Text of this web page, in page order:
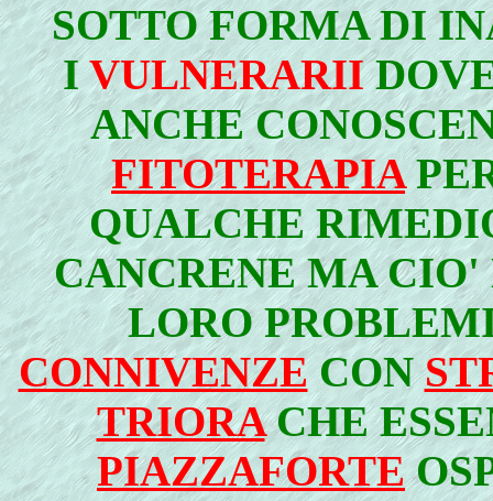
SOTTO FORMA DI
IVULNERARII
ANCHE
FITOTERAPIA
QUALCHE
CANCRENE MA
LORO
CONNIVENZECON
TRIORACHE
PIAZZAFORTE